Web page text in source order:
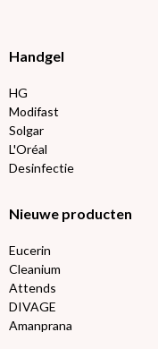
Handgel
HG
Modifast
Solgar
L'Oréal
Desinfectie
Nieuwe producten
Eucerin
Cleanium
Attends
DIVAGE
Amanprana